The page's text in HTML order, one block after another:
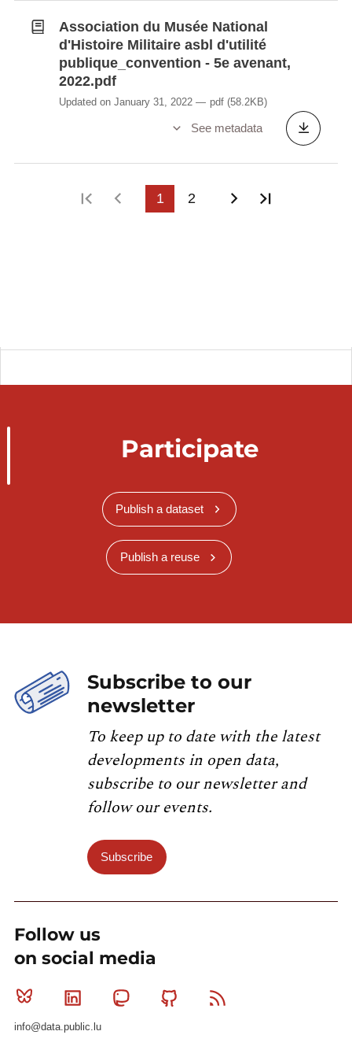
Association du Musée National
d'Histoire Militaire asbl d'utilité
publique_convention - 5e avenant,
2022.pdf
Updated on January 31, 2022 pdf (58.2KB)
See metadata
First pagePrevious page
1 2 Next page
Participate
Publish a dataset
Publish a reuse
Subscribe to our
newsletter
To keep up to date with the latest
developments in open data,
subscribe to our newsletter and
follow our events.
Subscribe
Follow us
on social media
Bluesky Linkedin MastodonGithub
info@data.public.lu